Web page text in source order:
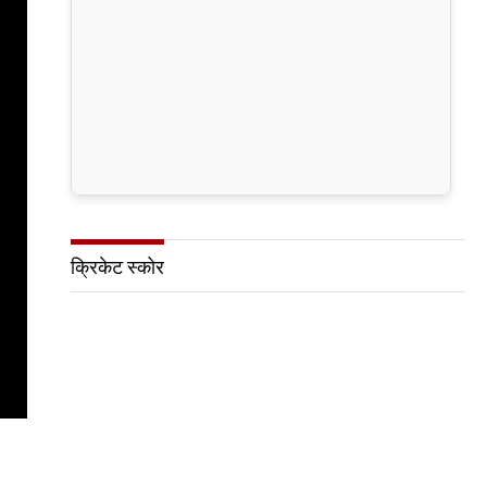
क्रिकेट स्कोर